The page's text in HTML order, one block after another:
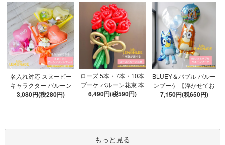
名入れ対応 スヌーピー
キャラクター バルーン
ブーケ 選べる7種 【膨ら
3,080円(税280円)
ローズ 5本・7本・10本
ブーケ バルーン花束 本
数が選べる 【膨らませ
6,490円(税590円)
BLUEY＆バブル バルー
ンブーケ 【浮かせてお
届け】 ヘリウムガス入
7,150円(税650円)
もっと見る